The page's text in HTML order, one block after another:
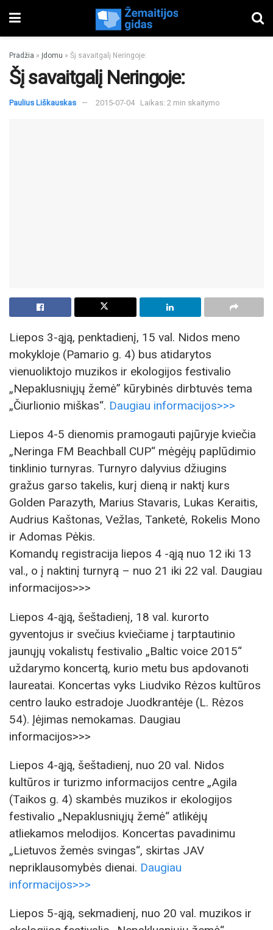
Pradžia » Įdomu » Šį savaitgalį Neringoje:
Šį savaitgalį Neringoje:
Paulius Liškauskas 2015-07-04 Laikas: 2 min skaitymo
Liepos 3-ąją, penktadienį, 15 val. Nidos meno
mokykloje (Pamario g. 4) bus atidarytos
vienuoliktojo muzikos ir ekologijos festivalio
„Nepaklusniųjų žemė” kūrybinės dirbtuvės tema
„Čiurlionio miškas“. Daugiau informacijos>>>
Liepos 4-5 dienomis pramogauti pajūryje kviečia
„Neringa FM Beachball CUP“ mėgėjų paplūdimio
tinklinio turnyras. Turnyro dalyvius džiugins
gražus garso takelis, kurį dieną ir naktį kurs
Golden Parazyth, Marius Stavaris, Lukas Keraitis,
Audrius Kaštonas, Vežlas, Tanketė, Rokelis Mono
ir Adomas Pėkis.
Komandų registracija liepos 4 -ąją nuo 12 iki 13
val., o į naktinį turnyrą – nuo 21 iki 22 val. Daugiau
informacijos>>>
Liepos 4-ąją, šeštadienį, 18 val. kurorto
gyventojus ir svečius kviečiame į tarptautinio
jaunųjų vokalistų festivalio „Baltic voice 2015“
uždarymo koncertą, kurio metu bus apdovanoti
laureatai. Koncertas vyks Liudviko Rėzos kultūros
centro lauko estradoje Juodkrantėje (L. Rėzos
54). Įėjimas nemokamas. Daugiau
informacijos>>>
Liepos 4-ąją, šeštadienį, nuo 20 val. Nidos
kultūros ir turizmo informacijos centre „Agila
(Taikos g. 4) skambės muzikos ir ekologijos
festivalio „Nepaklusniųjų žemė“ atlikėjų
atliekamos melodijos. Koncertas pavadinimu
„Lietuvos žemės svingas“, skirtas JAV
nepriklausomybės dienai. Daugiau
informacijos>>>
Liepos 5-ąją, sekmadienį, nuo 20 val. muzikos ir